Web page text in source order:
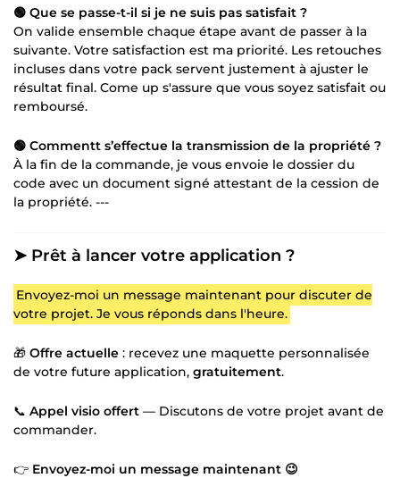
🟢 Que se passe-t-il si je ne suis pas satisfait ?
On valide ensemble chaque étape avant de passer à la
suivante. Votre satisfaction est ma priorité. Les retouches
incluses dans votre pack servent justement à ajuster le
résultat final. Come up s'assure que vous soyez satisfait ou
remboursé.
🟢 Commentt s’effectue la transmission de la propriété ?
À la fin de la commande, je vous envoie le dossier du
code avec un document signé attestant de la cession de
la propriété. ---
➤ Prêt à lancer votre application ?
Envoyez-moi un message maintenant pour discuter de
votre projet. Je vous réponds dans l'heure.
🎁 Offre actuelle : recevez une maquette personnalisée
de votre future application, gratuitement.
📞 Appel visio offert — Discutons de votre projet avant de
commander.
👉 Envoyez-moi un message maintenant 😉